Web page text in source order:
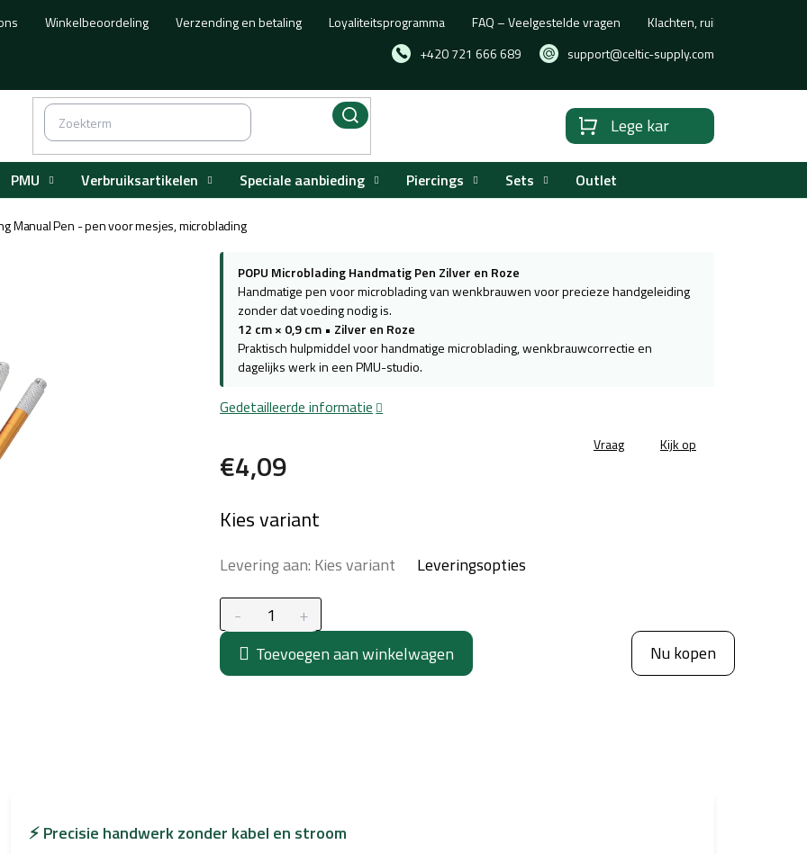
+420 721 666 689 support@celtic-supply.com
Winkelbeoordeling Verzending en betaling Loyaliteitsprogramma FAQ – Veelgestelde vragen Klachten, ruilen of
Winkelwagen
Lege kar
PMU Verbruiksartikelen Speciale aanbieding Piercings Sets Outlet
Manual Pen - pen voor mesjes, microblading
€4,09
prijs:
Kies variant
Levering aan: Kies variant Leveringsopties
Toevoegen aan winkelwagen Nu kopen
POPU Microblading Handmatig Pen Zilver en Roze
Handmatige pen voor microblading van wenkbrauwen voor precieze handgeleiding
zonder dat voeding nodig is.
12 cm × 0,9 cm • Zilver en Roze
Praktisch hulpmiddel voor handmatige microblading, wenkbrauwcorrectie en
dagelijks werk in een PMU-studio.
Gedetailleerde informatie
Vraag Kijk op
⚡ Precisie handwerk zonder kabel en stroom